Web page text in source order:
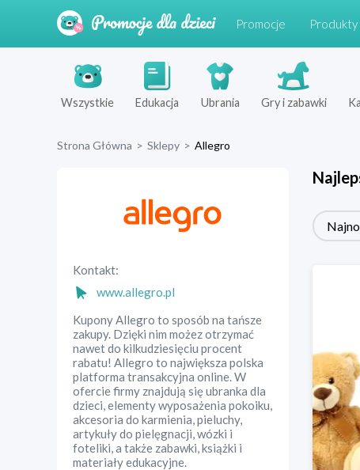
Promocje Produkty
Wszystkie Edukacja Ubrania Gry i zabawki
Strona Główna > Sklepy > Allegro
Kontakt:
www.allegro.pl
Kupony Allegro to sposób na tańsze
zakupy. Dzięki nim możez otrzymać
nawet do kilkudziesięciu procent
rabatu! Allegro to największa polska
platforma transakcyjna online. W
ofercie firmy znajdują się ubranka dla
dzieci, elementy wyposażenia pokoiku,
akcesoria do karmienia, pieluchy,
artykuły do pielęgnacji, wózki i
foteliki, a także zabawki, książki i
materiały edukacyjne.